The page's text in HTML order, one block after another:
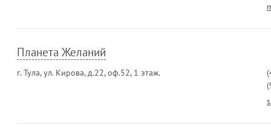
Планета Желаний
г. Тула, ул. Кирова, д.22, оф.52, 1 этаж.